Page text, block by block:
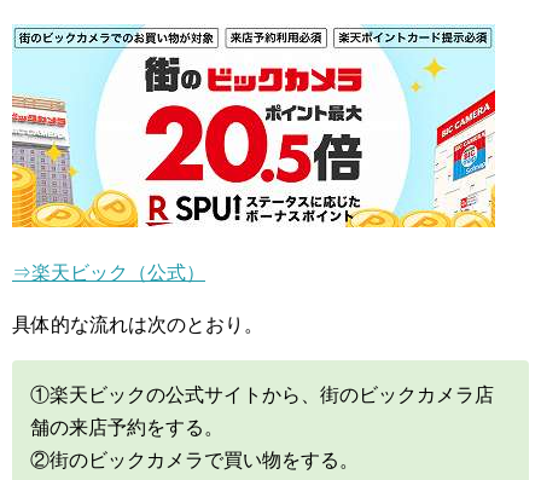
⇒楽天ビック（公式）
具体的な流れは次のとおり。
①楽天ビックの公式サイトから、街のビックカメラ店
舗の来店予約をする。
②街のビックカメラで買い物をする。